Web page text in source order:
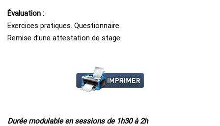
Évaluation :
Exercices pratiques. Questionnaire.
Remise d’une attestation de stage
Durée modulable en sessions de 1h30 à 2h